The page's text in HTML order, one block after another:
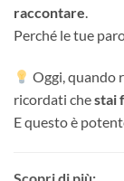
raccontare.
Perché le tue
Oggi, quando
ricordati chestai
E questo è